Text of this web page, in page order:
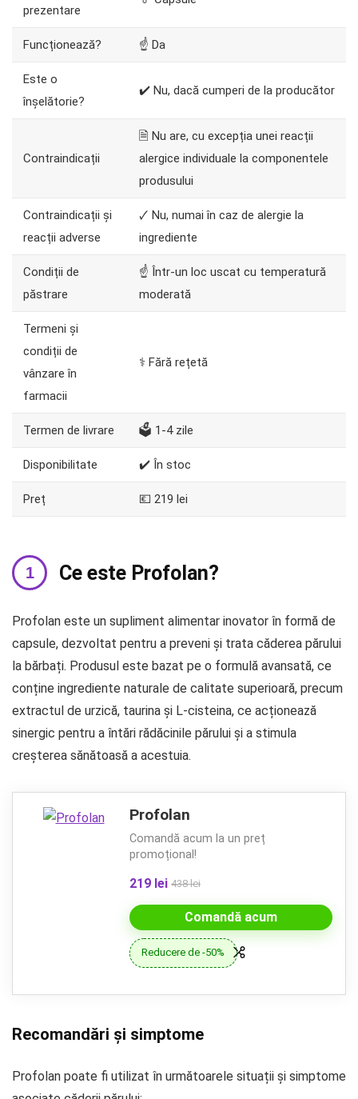
prezentare
Funcționează? ☝ Da
Este o
înșelătorie?
✔️ Nu, dacă cumperi de la producător
Contraindicații
🗎 Nu are, cu excepția unei reacții
alergice individuale la componentele
produsului
Contraindicații și
reacții adverse
🗸 Nu, numai în caz de alergie la
ingrediente
Condiții de
păstrare
☝ Într-un loc uscat cu temperatură
moderată
Termeni și
condiții de
vânzare în
farmacii
⚕️ Fără rețetă
Termen de livrare 🗳️ 1-4 zile
Disponibilitate ✔️ În stoc
Preț 💶 219 lei
Ce este Profolan?
Profolan este un supliment alimentar inovator în formă de
capsule, dezvoltat pentru a preveni și trata căderea părului
la bărbați. Produsul este bazat pe o formulă avansată, ce
conține ingrediente naturale de calitate superioară, precum
extractul de urzică, taurina și L-cisteina, ce acționează
sinergic pentru a întări rădăcinile părului și a stimula
creșterea sănătoasă a acestuia.
Profolan
Comandă acum la un preț
promoțional!
219 lei 438 lei
Comandă acum
Reducere de -50%
Recomandări și simptome
Profolan poate fi utilizat în următoarele situații și simptome